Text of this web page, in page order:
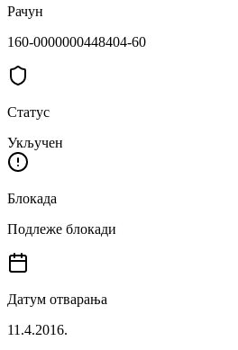
Рачун
160-0000000448404-60
Статус
Укључен
Блокада
Подлеже блокади
Датум отварања
11.4.2016.